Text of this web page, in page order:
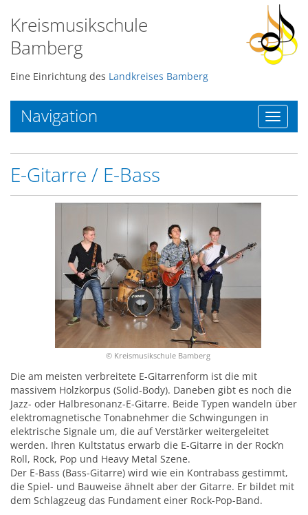
Kreismusikschule
Bamberg
Eine Einrichtung des Landkreises Bamberg
Navigation
Toggle
E-Gitarre / E-Bass
© Kreismusikschule Bamberg
Die am meisten verbreitete E-Gitarrenform ist die mit
massivem Holzkorpus (Solid-Body). Daneben gibt es noch die
Jazz- oder Halbresonanz-E-Gitarre. Beide Typen wandeln über
elektromagnetische Tonabnehmer die Schwingungen in
elektrische Signale um, die auf Verstärker weitergeleitet
werden. Ihren Kultstatus erwarb die E-Gitarre in der Rock’n
Roll, Rock, Pop und Heavy Metal Szene.
Der E-Bass (Bass-Gitarre) wird wie ein Kontrabass gestimmt,
die Spiel- und Bauweise ähnelt aber der Gitarre. Er bildet mit
dem Schlagzeug das Fundament einer Rock-Pop-Band.